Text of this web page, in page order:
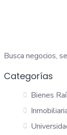
Busca negocios,
Categorías
Bienes